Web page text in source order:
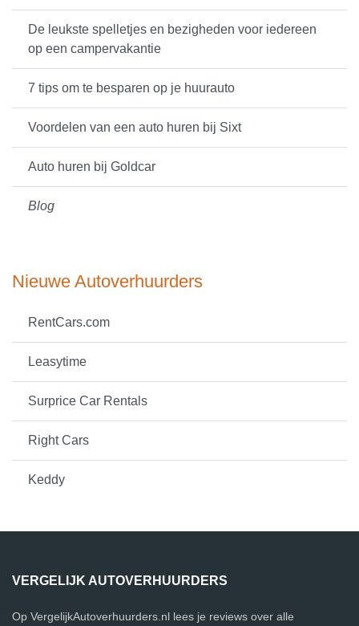
De leukste spelletjes en bezigheden voor iedereen
op een campervakantie
7 tips om te besparen op je huurauto
Voordelen van een auto huren bij Sixt
Auto huren bij Goldcar
Blog
Nieuwe Autoverhuurders
RentCars.com
Leasytime
Surprice Car Rentals
Right Cars
Keddy
VERGELIJK AUTOVERHUURDERS
Op VergelijkAutoverhuurders.nl lees je reviews over alle